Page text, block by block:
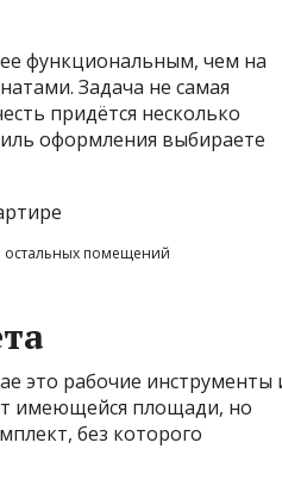
функциональным, чем на
Задача не самая
придётся несколько
оформления выбираете
остальных помещений
это рабочие инструменты
имеющейся площади, но
без которого